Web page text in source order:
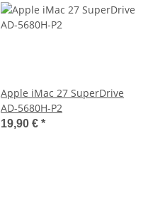
Apple iMac 27 SuperDrive
AD-5680H-P2
19,90 € *